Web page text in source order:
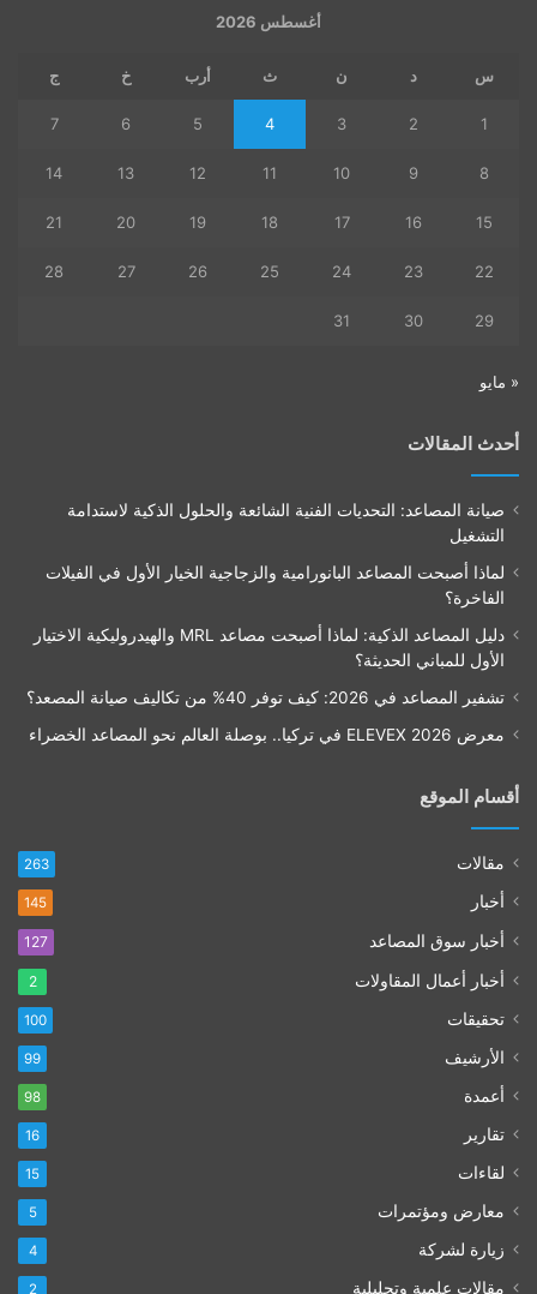
أغسطس 2026
س د ن ث أرب خ ج
1
2
3
4
5
6
7
8
9
10
11
12
13
14
15
16
17
18
19
20
21
22
23
24
25
26
27
28
29
30
31
« مايو
أحدث المقالات
صيانة المصاعد: التحديات الفنية الشائعة والحلول الذكية لاستدامة
التشغيل
لماذا أصبحت المصاعد البانورامية والزجاجية الخيار الأول في الفيلات
الفاخرة؟
دليل المصاعد الذكية: لماذا أصبحت مصاعد MRL والهيدروليكية الاختيار
الأول للمباني الحديثة؟
تشفير المصاعد في 2026: كيف توفر 40% من تكاليف صيانة المصعد؟
معرض ELEVEX 2026 في تركيا.. بوصلة العالم نحو المصاعد الخضراء
أقسام الموقع
مقالات 263
أخبار 145
أخبار سوق المصاعد 127
أخبار أعمال المقاولات 2
تحقيقات 100
الأرشيف 99
أعمدة 98
تقارير 16
لقاءات 15
معارض ومؤتمرات 5
زيارة لشركة 4
مقالات علمية وتحليلية 2